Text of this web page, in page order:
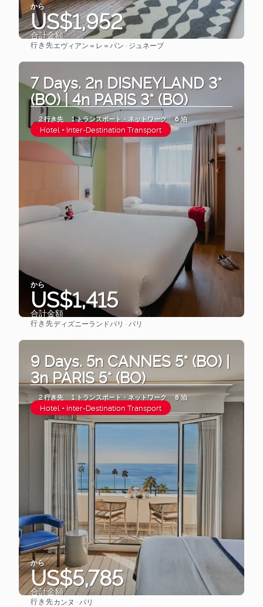
から
US$1,952
合計金額
見る
行き先エヴィアン＝レ＝バン · ジュネーブ
7 Days. 2n DISNEYLAND 3*
(BO) | 4n PARIS 3* (BO)
2 行き先 1 トランスポート・ネットワーク 6 泊
Hotel + Inter-Destination Transport
から
US$1,415
合計金額
見る
行き先ディズニーランドパリ · パリ
9 Days. 5n CANNES 5* (BO) |
3n PARIS 5* (BO)
2 行き先 1 トランスポート・ネットワーク 8 泊
Hotel + Inter-Destination Transport
から
US$5,785
合計金額
行き先カンヌ · パリ